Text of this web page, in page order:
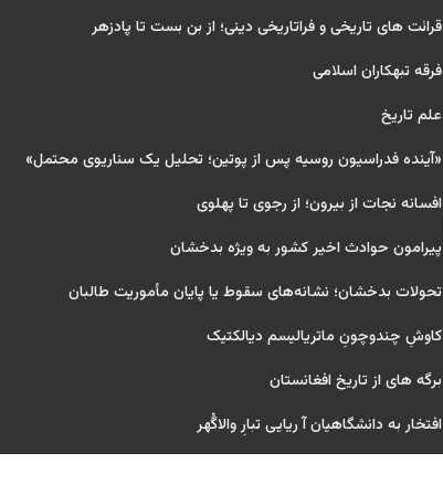
قرائت های تاریخی و فراتاریخی دینی؛ از بن بست تا پادزهر
فرقه تبهکاران اسلامی
علم تاریخ
«آینده فدراسیون روسیه پس از پوتین؛ تحلیل یک سناریوی محتمل»
افسانه نجات از بیرون؛ از رجوی تا پهلوی
پیرامون حوادث اخیر کشور به ویژه بدخشان
تحولات بدخشان؛ نشانه‌های سقوط یا پایان مأموریت طالبان
کاوشِ چندو‌چونِ ماتریالیسم دیالکتیک
برگه های از تاریخ افغانستان
افتخار به دانشگاهیان آ ریایی تبارِ والاگُهر